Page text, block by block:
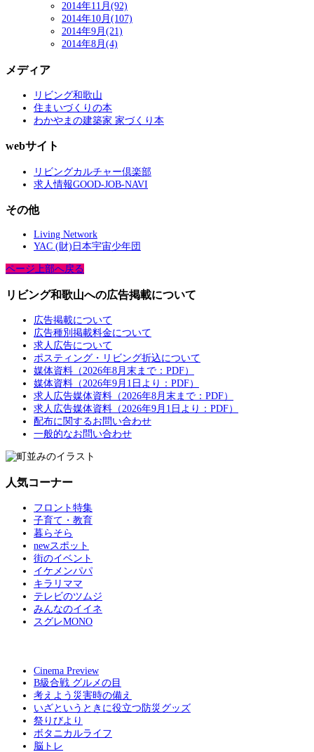
2014年11月(92)
2014年10月(107)
2014年9月(21)
2014年8月(4)
メディア
リビング和歌山
住まいづくりの本
わかやまの建築家 家づくり本
webサイト
リビングカルチャー倶楽部
求人情報GOOD-JOB-NAVI
その他
Living Network
YAC (財)日本宇宙少年団
ページ上部へ戻る
リビング和歌山への広告掲載について
広告掲載について
広告種別掲載料金について
求人広告について
ポスティング・リビング折込について
媒体資料（2026年8月末まで：PDF）
媒体資料（2026年9月1日より：PDF）
求人広告媒体資料（2026年8月末まで：PDF）
求人広告媒体資料（2026年9月1日より：PDF）
配布に関するお問い合わせ
一般的なお問い合わせ
人気コーナー
フロント特集
子育て・教育
暮らそら
newスポット
街のイベント
イケメンパパ
キラリママ
テレビのツムジ
みんなのイイネ
スグレMONO
Cinema Preview
B級合戦 グルメの目
考えよう災害時の備え
いざというときに役立つ防災グッズ
祭りびより
ボタニカルライフ
脳トレ